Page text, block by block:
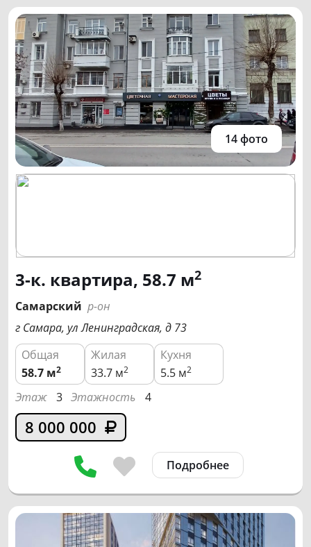
14 фото
3-к. квартира, 58.7 м2
Самарский р-он
г Самара, ул Ленинградская, д 73
Общая
Жилая
Кухня
58.7 м2 33.7 м2 5.5 м2
Этаж 3 Этажность 4
8 000 000
Подробнее